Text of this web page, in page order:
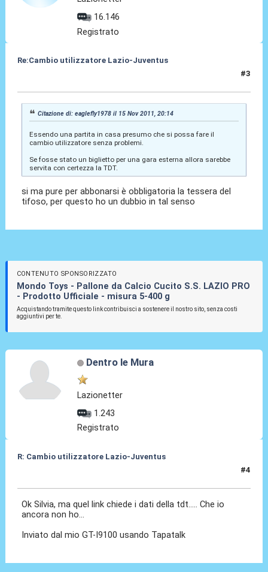
16.146
Registrato
Re:Cambio utilizzatore Lazio-Juventus
#3
Citazione di: eaglefly1978 il 15 Nov 2011, 20:14
Essendo una partita in casa presumo che si possa fare il
cambio utilizzatore senza problemi.
Se fosse stato un biglietto per una gara esterna allora sarebbe
servita con certezza la TDT.
si ma pure per abbonarsi è obbligatoria la tessera del
tifoso, per questo ho un dubbio in tal senso
CONTENUTO SPONSORIZZATO
Mondo Toys - Pallone da Calcio Cucito S.S. LAZIO PRO
- Prodotto Ufficiale - misura 5-400 g
Acquistando tramite questo link contribuisci a sostenere il nostro sito, senza costi
aggiuntivi per te.
Dentro le Mura
Lazionetter
1.243
Registrato
R: Cambio utilizzatore Lazio-Juventus
#4
Ok Silvia, ma quel link chiede i dati della tdt..... Che io
ancora non ho...
Inviato dal mio GT-I9100 usando Tapatalk